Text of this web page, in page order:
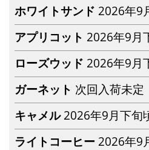
ホワイトサンド 2026年9
アプリコット 2026年9月
ローズウッド 2026年9月
ガーネット 次回入荷未定
キャメル 2026年9月下旬
ライトコーヒー 2026年9